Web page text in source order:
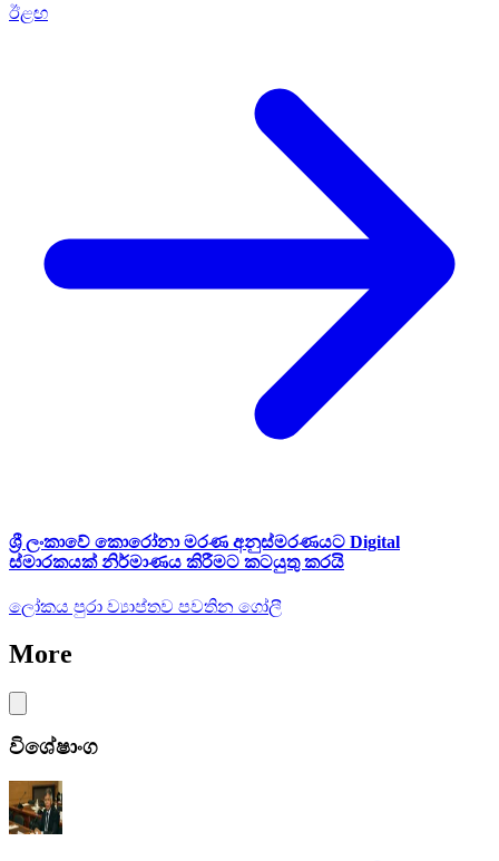
ඊළඟ
ශ්‍රී ලංකාවේ කොරෝනා මරණ අනුස්මරණයට Digital
ස්මාරකයක් නිර්මාණය කිරීමට කටයුතු කරයි
ලෝකය පුරා ව්‍යාප්තව පවතින ගෝලී
More
විශේෂාංග